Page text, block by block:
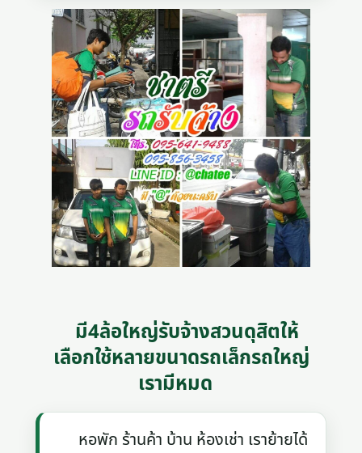
มี4ล้อใหญ่รับจ้างสวนดุสิตให้
เลือกใช้หลายขนาดรถเล็กรถใหญ่
เรามีหมด
หอพัก ร้านค้า บ้าน ห้องเช่า เราย้ายได้